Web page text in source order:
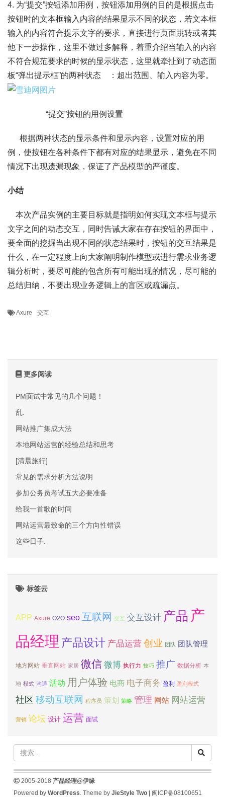
4. 为“提交”按钮添加用例，按钮添加用例的目的是根据点击
按钮时的文本框输入内容的结果显示不同的状态，若文本框
输入的内容符合提示文字的要求，直接进行页面跳转或者其
他下一步操作，这里不做过多解释，着重介绍当输入的内容
不符合规范要求的时候的显示状态，这里就牵扯到了动态面
板“弹出提示框”的两种状态 ：超出范围、输入内容为零。
“提交”按钮的用例设置
根据两种状态的显示条件和显示内容，设置对应的用
例，使按钮在各种条件下都有对应的结果显示，避免在不同
情况下出现遗漏现象，保证了产品模型的严谨度。
小结
本次产品实例的主要目标就是指明如何实现文本框与提示
文字之间的动态交互，同时告诫大家在存在按钮的界面中，
要全面的挖掘当出现不同的状态结果时，按钮的交互结果是
什么，在一定程度上向大家阐明制作模型或进行需求业务逻
辑分析时，要尽可能的包含所有可能出现的情况，尽可能的
总结归纳，不要出现业务逻辑上的盲区或疏漏点。
Axure 交互
更多阅读
PM面试中常见的几个问题！
乱.
网站推广集成大法
本地网站运营的经验总结和思考
[清晨旅行]
常见的需求分析方法说明
参加公务员考试五大必要准备
给我一首歌的时间
网站运营最致命的三个方向性错误
这些日子.
标签云
APP Axure O2O seo 互联网 交互 交互设计 产品 产
品经理 产品设计 产品运营 创业 团队 团队管理
地方网站 垂直网站 家居 微信 微博 执行力 技巧 推广 数据分析 本
地 模式 沟通 活动 用户体验 电商 电子商务 盈利 盈利模式
社区 移动互联网 程序员 策划 策略 管理 网站 网站运营
营销 论坛 设计 运营 面试
2005-2018 产品经理@伊缘
Powered by WordPress. Theme by JieStyle Two| 闽ICP备08100651